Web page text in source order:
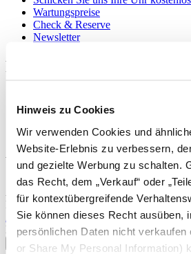
Hinweis zu Cookies
Wir verwenden Cookies und
Website-Erlebnis zu verbessern,
und gezielte Werbung zu schalten.
das Recht, dem „Verkauf“ oder
für kontextübergreifende
Sie können dieses Recht ausüben,
persönlichen Daten nicht verkaufen
or Share My Personal Information)
Wartungspreise
Check & Reserve
Newsletter
Rechtliches
Datenschutzerklärung
Verkaufsbedingungen und
Willkommen im
Abonnieren Sie unseren Newsletter und
Information
Anmelden
Land/Region auswählen
Sprachumschalter